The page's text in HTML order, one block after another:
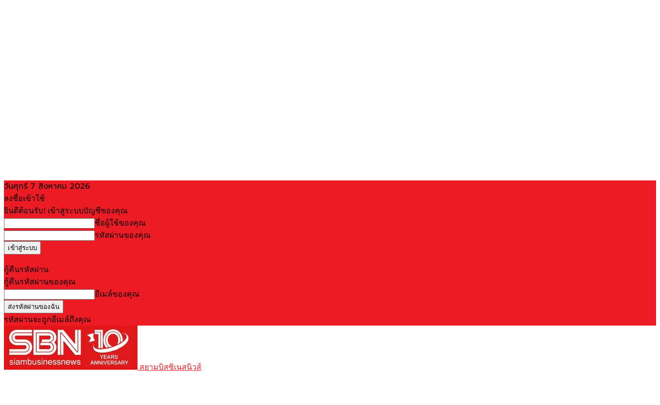
วันศุกร์ 7 สิงหาคม 2026
ลงชื่อเข้าใช้
ยินดีต้อนรับ! เข้าสู่ระบบบัญชีของคุณ
ชื่อผู้ใช้ของคุณ
รหัสผ่านของคุณ
กู้คืนรหัสผ่าน
กู้คืนรหัสผ่านของคุณ
อีเมล์ของคุณ
รหัสผ่านจะถูกอีเมล์ถึงคุณ
สยามบิสซิเนสนิวส์